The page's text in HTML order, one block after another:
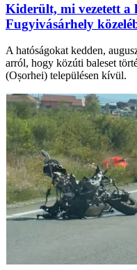
Kiderült, mi vezetett a
Fugyivásárhely
A hatóságokat kedden,
arról, hogy közúti baleset
(Oșorhei) településen kívül.